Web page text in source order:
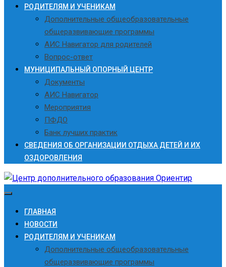
РОДИТЕЛЯМ И УЧЕНИКАМ
Дополнительные общеобразовательные
общеразвивающие программы
АИС Навигатор для родителей
Вопрос-ответ
МУНИЦИПАЛЬНЫЙ ОПОРНЫЙ ЦЕНТР
Документы
АИС Навигатор
Мероприятия
ПФДО
Банк лучших практик
СВЕДЕНИЯ ОБ ОРГАНИЗАЦИИ ОТДЫХА ДЕТЕЙ И ИХ
ОЗДОРОВЛЕНИЯ
ГЛАВНАЯ
НОВОСТИ
РОДИТЕЛЯМ И УЧЕНИКАМ
Дополнительные общеобразовательные
общеразвивающие программы